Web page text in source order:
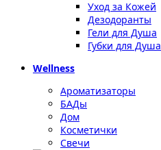
Уход за Кожей
Дезодоранты
Гели для Душа
Губки для Душа
Wellness
Ароматизаторы
БАДы
Дом
Косметички
Свечи